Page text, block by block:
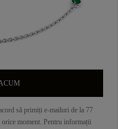
să primiți e-mailuri de la 77
moment. Pentru informații